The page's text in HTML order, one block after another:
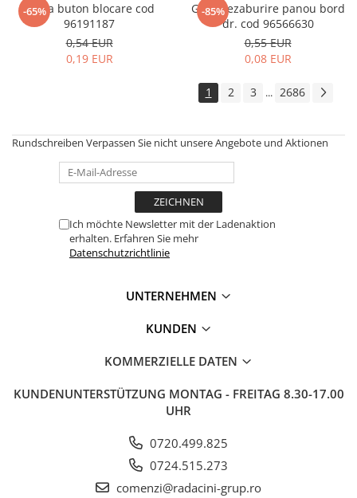
-65%
Rama buton blocare cod
96191187
0,54 EUR
0,19 EUR
-85%
Grila dezaburire panou bord
dr. cod 96566630
0,55 EUR
0,08 EUR
1 2 3 ... 2686
Rundschreiben Verpassen Sie nicht unsere Angebote und Aktionen
Ich möchte Newsletter mit der Ladenaktion
erhalten. Erfahren Sie mehr
Datenschutzrichtlinie
UNTERNEHMEN
KUNDEN
KOMMERZIELLE DATEN
KUNDENUNTERSTÜTZUNG MONTAG - FREITAG 8.30-17.00
UHR
0720.499.825
0724.515.273
comenzi@radacini-grup.ro